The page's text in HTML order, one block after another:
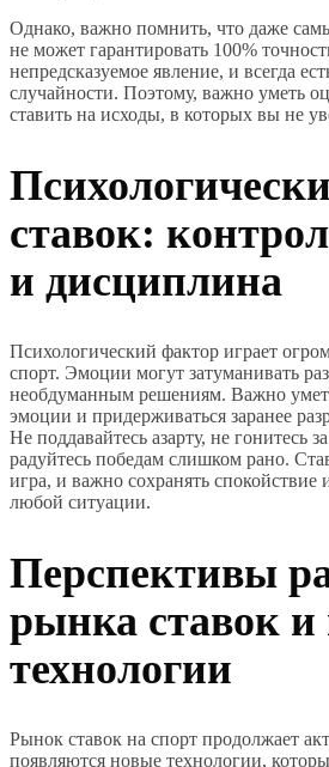
Однако, важно помнить, что даже
не может гарантировать 100%
непредсказуемое явление, и всегда
случайности. Поэтому, важно уметь
ставить на исходы, в которых вы не
ставок:
и дисциплина
Психологический фактор играет
спорт. Эмоции могут затуманивать
необдуманным решениям. Важно
эмоции и придерживаться заранее
Не поддавайтесь азарту, не гонитесь
радуйтесь победам слишком рано.
игра, и важно сохранять спокойствие
любой ситуации.
Перспективы
рынка ставок и
технологии
Рынок ставок на спорт продолжает
появляются новые технологии,